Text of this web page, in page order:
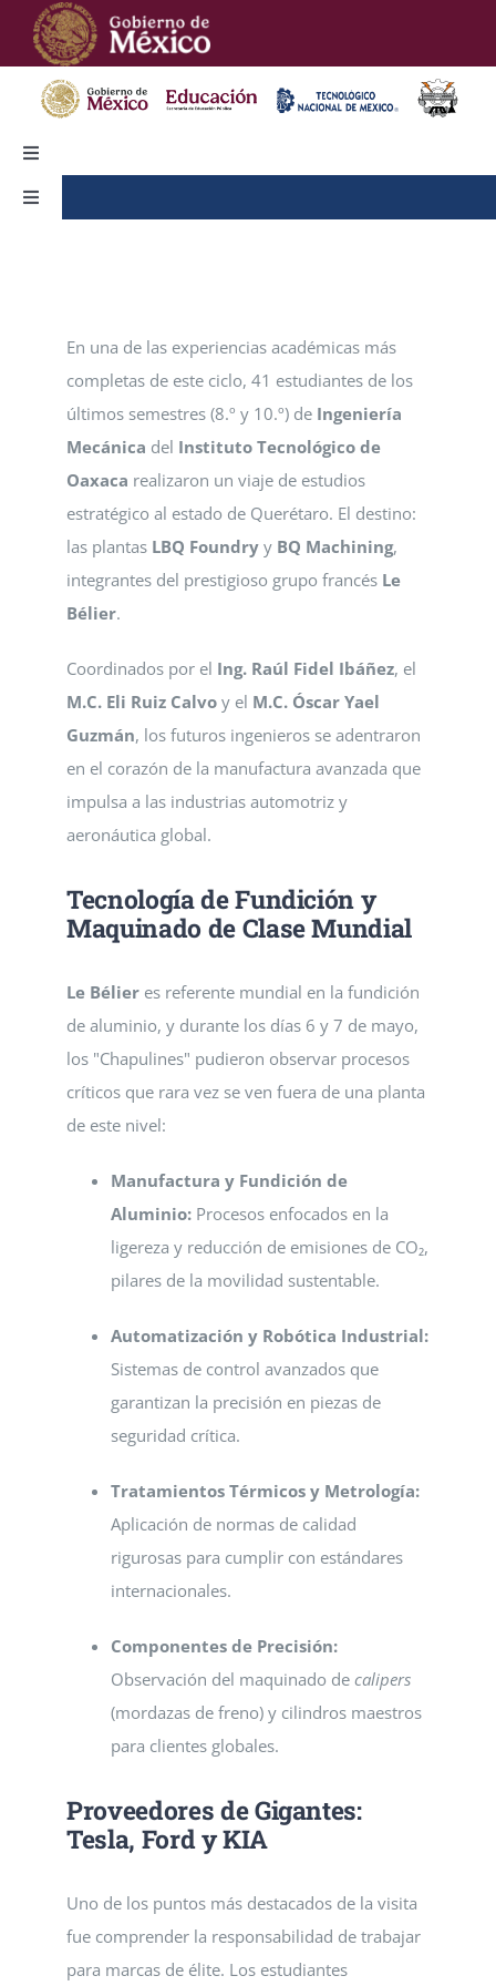
content
Toggle
Alumnos
Estadística
Personal de apoyo
Protección de Datos Personales
Toggle
Admisión
Oferta Educativa
Investigación
Vinculación
Servicios en Linea
Calendarios
Contacto
Aviso de privacidad
En una de las experiencias académicas más
completas de este ciclo, 41 estudiantes de los
últimos semestres (8.º y 10.º) de Ingeniería
Mecánica del Instituto Tecnológico de
Oaxaca realizaron un viaje de estudios
estratégico al estado de Querétaro. El destino:
las plantas LBQ Foundryy BQ Machining,
integrantes del prestigioso grupo francés Le
Bélier.
Coordinados por el Ing. Raúl Fidel Ibáñez, el
M.C. Eli Ruiz Calvoy el M.C. Óscar Yael
Guzmán, los futuros ingenieros se adentraron
en el corazón de la manufactura avanzada que
impulsa a las industrias automotriz y
aeronáutica global.
Tecnología de Fundición y
Maquinado de Clase Mundial
Le Bélieres referente mundial en la fundición
de aluminio, y durante los días 6 y 7 de mayo,
los "Chapulines" pudieron observar procesos
críticos que rara vez se ven fuera de una planta
de este nivel:
Manufactura y Fundición de
Aluminio:Procesos enfocados en la
ligereza y reducción de emisiones de CO₂,
pilares de la movilidad sustentable.
Automatización y Robótica Industrial:
Sistemas de control avanzados que
garantizan la precisión en piezas de
seguridad crítica.
Tratamientos Térmicos y Metrología:
Aplicación de normas de calidad
rigurosas para cumplir con estándares
internacionales.
Componentes de Precisión:
Observación del maquinado de calipers
(mordazas de freno) y cilindros maestros
para clientes globales.
Proveedores de Gigantes:
Tesla, Ford y KIA
Uno de los puntos más destacados de la visita
fue comprender la responsabilidad de trabajar
para marcas de élite. Los estudiantes